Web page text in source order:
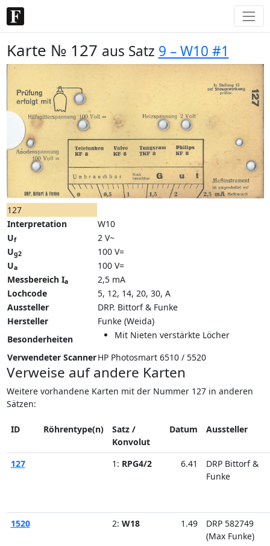
Karte № 127 aus Satz 9 – W10 #1
127
Interpretation
W10
Uf
2 V~
Ug2
100 V=
Ua
100 V=
Messbereich Ia
2,5 mA
Lochcode
5, 12, 14, 20, 30, A
Aussteller
DRP. Bittorf & Funke
Hersteller
Funke (Weida)
Besonderheiten
Mit Nieten verstärkte Löcher
Verwendeter ScannerHP Photosmart 6510 / 5520
Verweise auf andere Karten
Weitere vorhandene Karten mit der Nummer 127 in anderen
Sätzen:
ID Röhrentype(n)
Satz /
Konvolut
Datum Aussteller
127 1: RPG4/2 6.41
DRP Bittorf &
Funke
1520
2: W18 1.49
DRP 582749
(Max Funke)